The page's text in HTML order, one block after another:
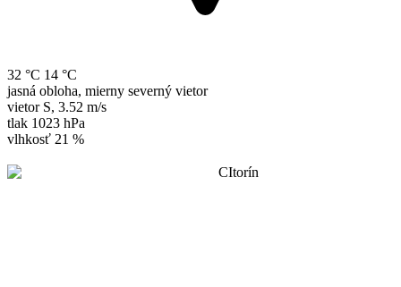
32 °C 14 °C
jasná obloha, mierny severný vietor
vietor S, 3.52 m/s
tlak 1023 hPa
vlhkosť 21 %